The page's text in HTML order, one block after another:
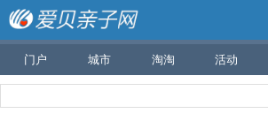
门户 城市 淘淘 活动